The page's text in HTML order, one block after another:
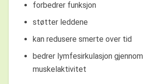
forbedrer funksjon
støtter leddene
kan redusere smerte over tid
bedrer lymfesirkulasjon gjennom
muskelaktivitet